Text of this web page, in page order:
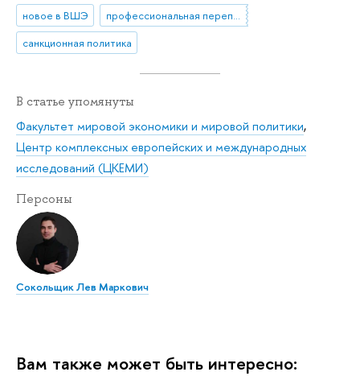
новое в ВШЭ
профессиональная переподготовка
санкционная политика
В статье упомянуты
Факультет мировой экономики и мировой политики,
Центр комплексных европейских и международных
исследований (ЦКЕМИ)
Персоны
Сокольщик Лев Маркович
Вам также может быть интересно: